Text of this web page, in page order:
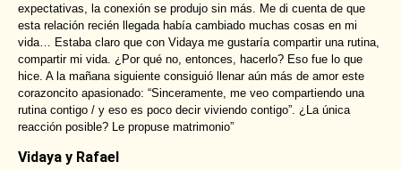
expectativas, la conexión se produjo sin más. Me di cuenta de que
esta relación recién llegada había cambiado muchas cosas en mi
vida… Estaba claro que con Vidaya me gustaría compartir una rutina,
compartir mi vida. ¿Por qué no, entonces, hacerlo? Eso fue lo que
hice. A la mañana siguiente consiguió llenar aún más de amor este
corazoncito apasionado: “Sinceramente, me veo compartiendo una
rutina contigo / y eso es poco decir viviendo contigo”. ¿La única
reacción posible? Le propuse matrimonio”
Vidaya y Rafael